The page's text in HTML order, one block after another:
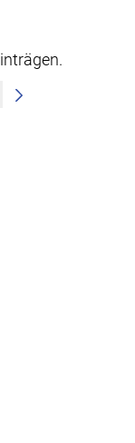
Navigieren